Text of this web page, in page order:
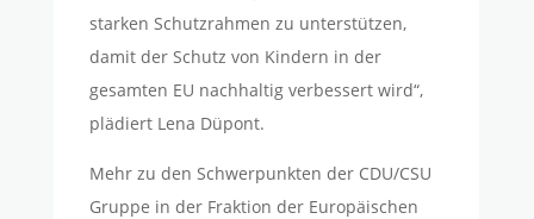
starken Schutzrahmen zu unterstützen,
damit der Schutz von Kindern in der
gesamten EU nachhaltig verbessert wird“,
plädiert Lena Düpont.
Mehr zu den Schwerpunkten der CDU/CSU
Gruppe in der Fraktion der Europäischen